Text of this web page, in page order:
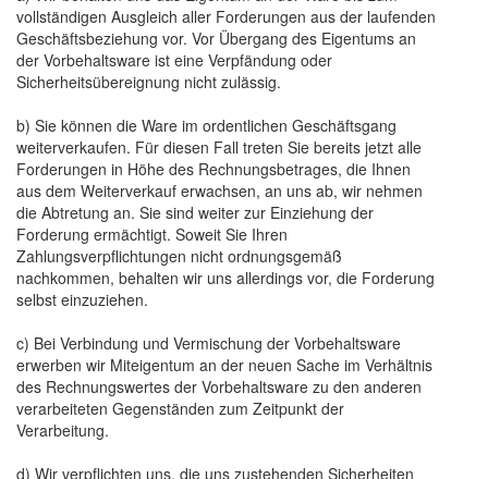
vollständigen Ausgleich aller Forderungen aus der laufenden
Geschäftsbeziehung vor. Vor Übergang des Eigentums an
der Vorbehaltsware ist eine Verpfändung oder
Sicherheitsübereignung nicht zulässig.
b) Sie können die Ware im ordentlichen Geschäftsgang
weiterverkaufen. Für diesen Fall treten Sie bereits jetzt alle
Forderungen in Höhe des Rechnungsbetrages, die Ihnen
aus dem Weiterverkauf erwachsen, an uns ab, wir nehmen
die Abtretung an. Sie sind weiter zur Einziehung der
Forderung ermächtigt. Soweit Sie Ihren
Zahlungsverpflichtungen nicht ordnungsgemäß
nachkommen, behalten wir uns allerdings vor, die Forderung
selbst einzuziehen.
c) Bei Verbindung und Vermischung der Vorbehaltsware
erwerben wir Miteigentum an der neuen Sache im Verhältnis
des Rechnungswertes der Vorbehaltsware zu den anderen
verarbeiteten Gegenständen zum Zeitpunkt der
Verarbeitung.
d) Wir verpflichten uns, die uns zustehenden Sicherheiten